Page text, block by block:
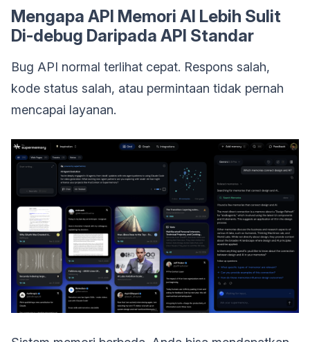
Mengapa API Memori AI Lebih Sulit
Di-debug Daripada API Standar
Bug API normal terlihat cepat. Respons salah,
kode status salah, atau permintaan tidak pernah
mencapai layanan.